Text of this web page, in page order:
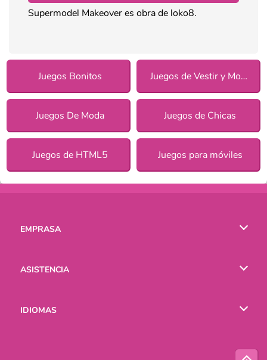
Supermodel Makeover es obra de loko8.
Juegos Bonitos Juegos de Vestir y Moda
Juegos De Moda Juegos de Chicas
Juegos de HTML5 Juegos para móviles
EMPRASA
ASISTENCIA
IDIOMAS